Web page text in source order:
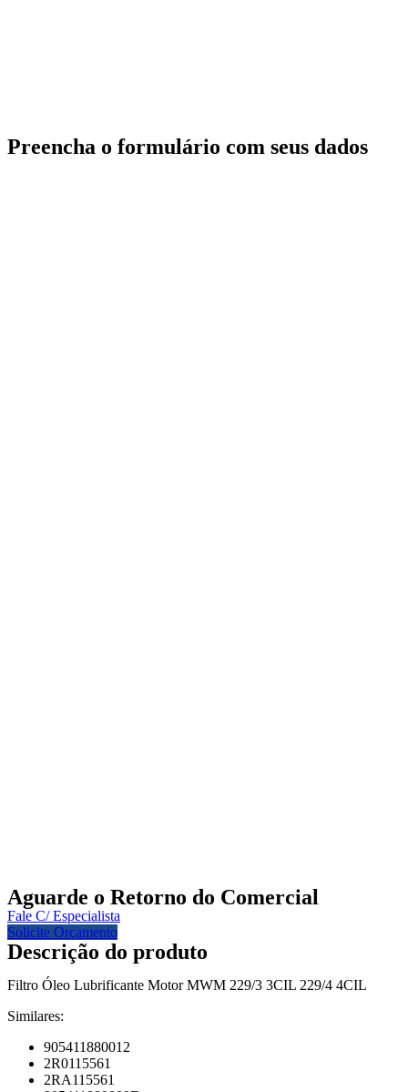
Preencha o formulário com seus dados
Aguarde o Retorno do Comercial
Fale C/ Especialista
Solicite Orçamento
Descrição do produto
Filtro Óleo Lubrificante Motor MWM 229/3 3CIL 229/4 4CIL
Similares:
905411880012
2R0115561
2RA115561